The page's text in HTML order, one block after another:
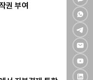
권 부여